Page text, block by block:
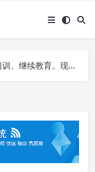
论文
接入代刷代考项目3000+
接入代刷代考项目3000+